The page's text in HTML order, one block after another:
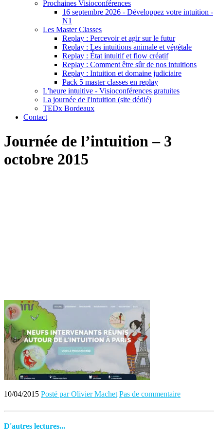
Prochaines Visioconférences
16 septembre 2026 - Développez votre intuition -
N1
Les Master Classes
Replay : Percevoir et agir sur le futur
Replay : Les intuitions animale et végétale
Replay : État intuitif et flow créatif
Replay : Comment être sûr de nos intuitions
Replay : Intuition et domaine judiciaire
Pack 5 master classes en replay
L'heure intuitive - Visioconférences gratuites
La journée de l'intuition (site dédié)
TEDx Bordeaux
Contact
Journée de l’intuition – 3
octobre 2015
10/04/2015 Posté par Olivier Machet Pas de commentaire
D'autres lectures...